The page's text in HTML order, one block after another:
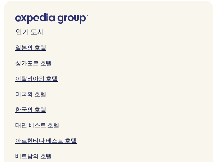
는
링
크
는
링
크
이
지
를
여
링
s
o
k
o
i
a
페
이
지
여
링
페
이
지
를
는
크
링
크
r
t
S
e
o
o
페
이
지
여
링
페
이
지
를
는
크
u
i
t
e
이
를
여
는
링
u
m
i
페
지
여
는
링
크
O
k
i
n
w
M
o
t
o
u
이
를
페
이
지
를
는
크
n
e
s
s
e
o
r
t
O
i
a
a
t
o
b
u
e
o
r
t
&
p
페
지
e
a
c
h
o
o
b
u
페
지
여
링
페
이
지
를
는
크
c
e
H
페
지
여
는
링
크
O
N
D
O
O
E
L
페
이
를
는
크
t
M
o
t
b
페
이
지
를
는
크
V
i
l
l
페
지
를
여
는
크
i
l
l
a
U
E
페
이
지
여
링
인기 도시
일본의 호텔
싱가포르 호텔
이탈리아의 호텔
미국의 호텔
한국의 호텔
대만 베스트 호텔
아르헨티나 베스트 호텔
베트남의 호텔